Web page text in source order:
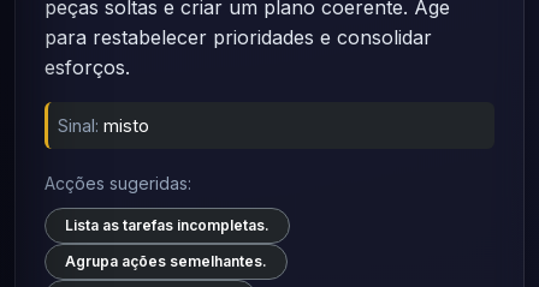
peças soltas e criar um plano coerente. Age
para restabelecer prioridades e consolidar
esforços.
Sinal: misto
Acções sugeridas:
Lista as tarefas incompletas.
Agrupa ações semelhantes.